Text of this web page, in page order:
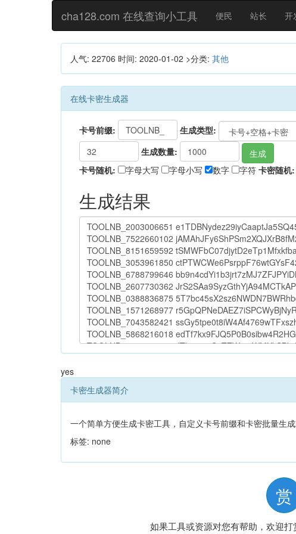
cha128.com 在线查询小工具 便民 站长 开
人气: 22706 时间: 2020-01-02 >分类: 其他
在线卡密生成器
卡号前缀: 生成类型:
生成数量:
生成
卡号随机:
字母大写 字母小写 数字 字符 卡密随机:
生成结果
yes
卡密生成器简介
一个简单方便生成卡密工具，自定义卡号前缀和卡密批量生
标签: none
赏
如果工具或资源对您有帮助，欢迎